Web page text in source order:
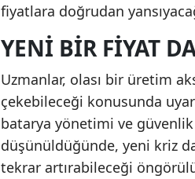
fiyatlara doğrudan
YENI BIR FIYAT
Uzmanlar, olası bir üretim
çekebileceği konusunda
batarya yönetimi ve
düşünüldüğünde, yeni kriz
tekrar artırabileceği